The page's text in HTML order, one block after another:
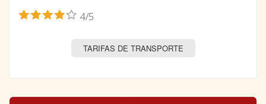
4/5
TARIFAS DE TRANSPORTE